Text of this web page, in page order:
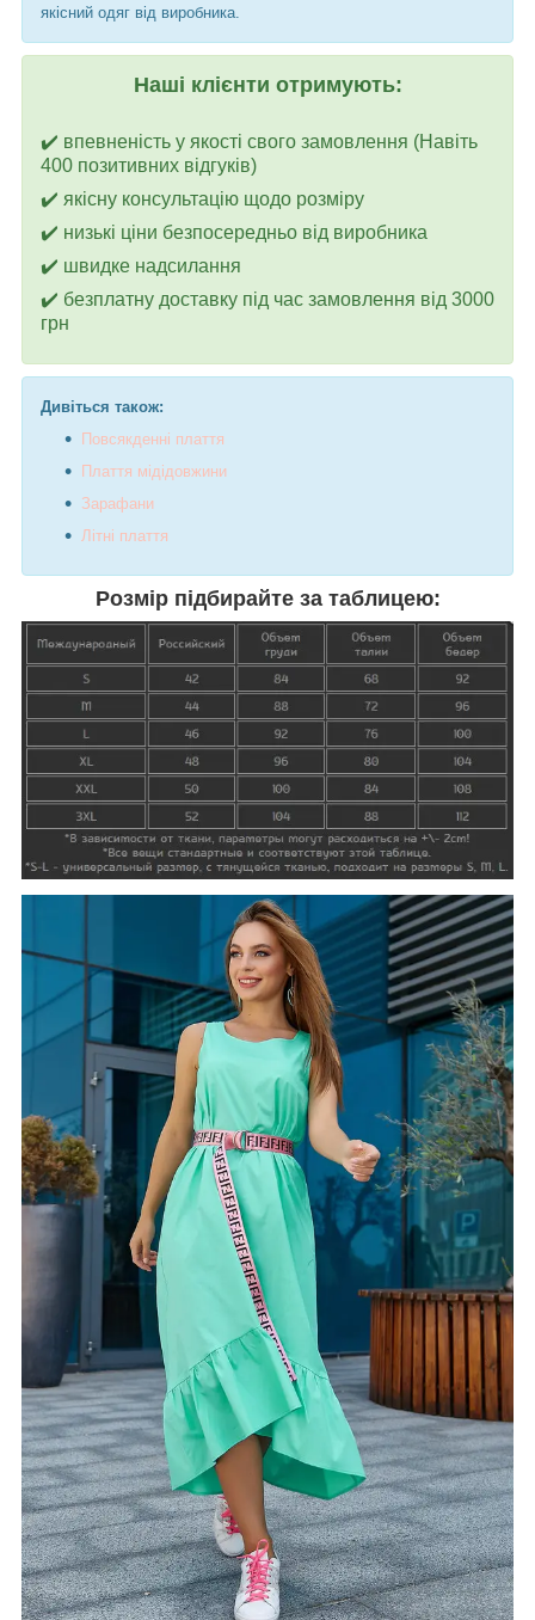
якісний одяг від виробника.
Наші клієнти отримують:
✔️ впевненість у якості свого замовлення (Навіть
400 позитивних відгуків)
✔️ якісну консультацію щодо розміру
✔️ низькі ціни безпосередньо від виробника
✔️ швидке надсилання
✔️ безплатну доставку під час замовлення від 3000
грн
Дивіться також:
Повсякденні плаття
Плаття мідідовжини
Зарафани
Літні плаття
Розмір підбирайте за таблицею: